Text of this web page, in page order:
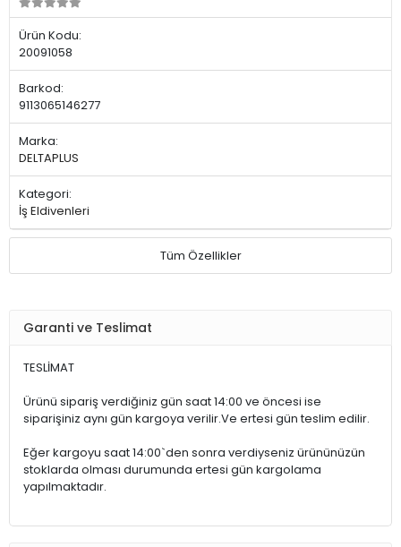
Ürün Kodu:
20091058
Barkod:
9113065146277
Marka:
DELTAPLUS
Kategori:
İş Eldivenleri
Tüm Özellikler
Garanti ve Teslimat
TESLİMAT
Ürünü sipariş verdiğiniz gün saat 14:00 ve öncesi ise
siparişiniz aynı gün kargoya verilir.Ve ertesi gün teslim edilir.
Eğer kargoyu saat 14:00`den sonra verdiyseniz ürününüzün
stoklarda olması durumunda ertesi gün kargolama
yapılmaktadır.